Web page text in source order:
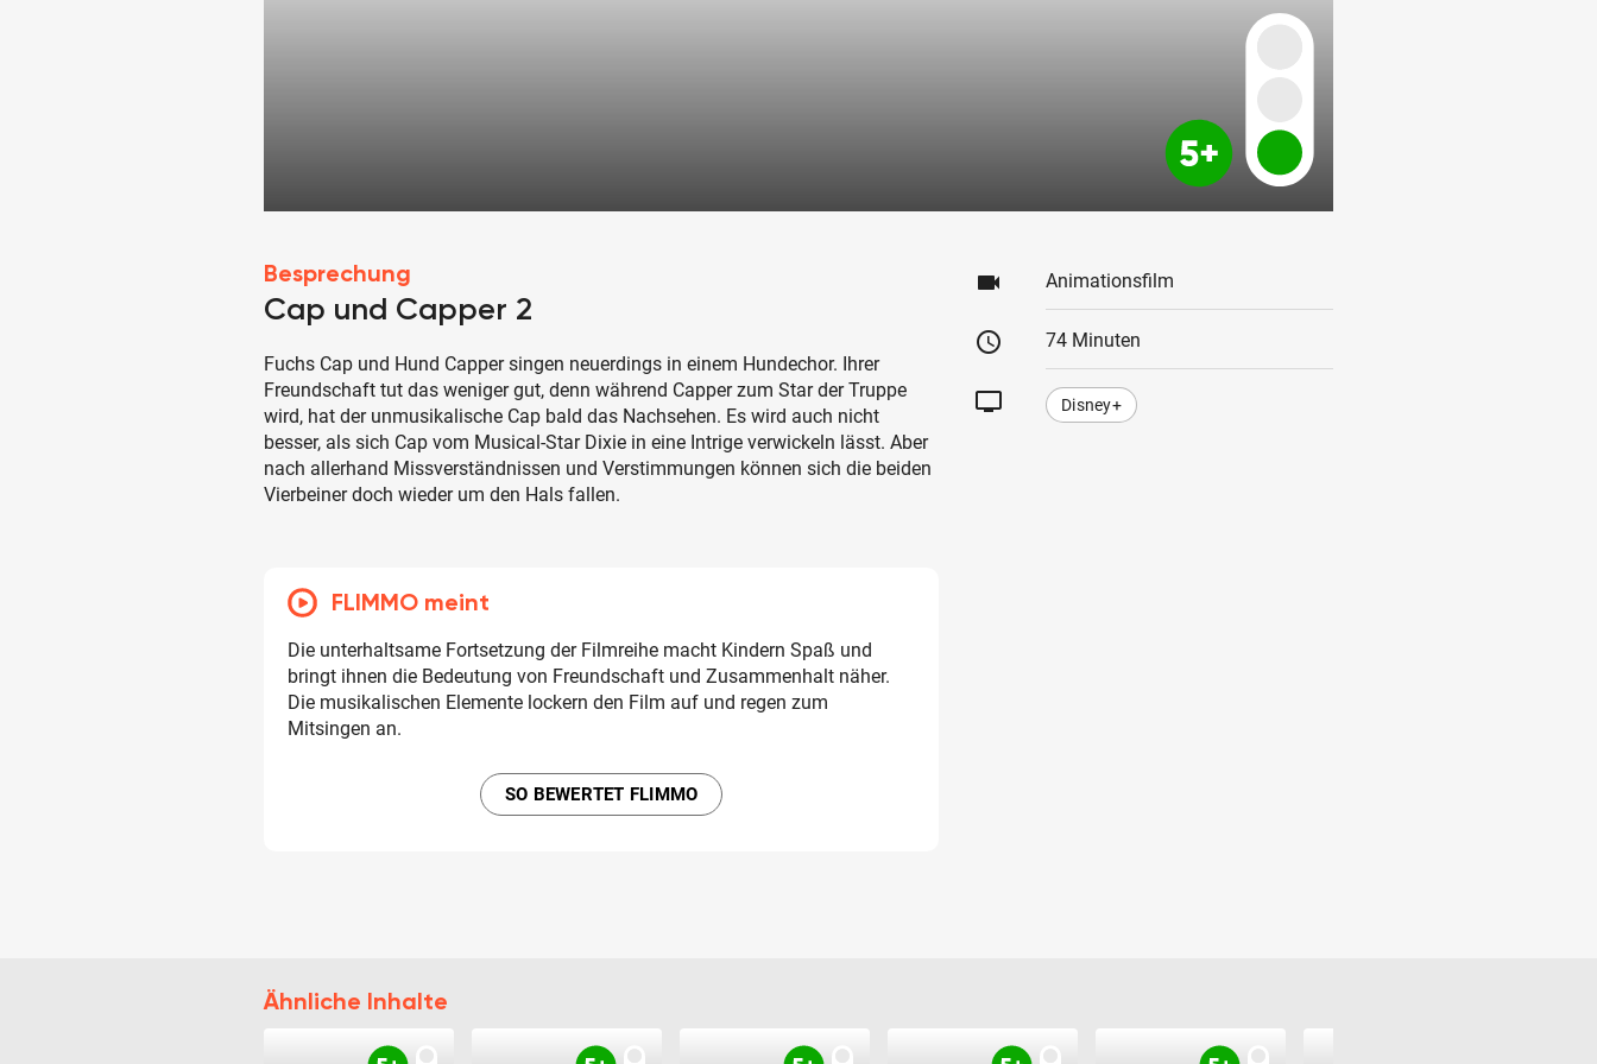
Besprechung
Cap und Capper 2
Fuchs Cap und Hund Capper singen neuerdings in einem Hundechor. Ihrer
Freundschaft tut das weniger gut, denn während Capper zum Star der Truppe
wird, hat der unmusikalische Cap bald das Nachsehen. Es wird auch nicht
besser, als sich Cap vom Musical-Star Dixie in eine Intrige verwickeln lässt. Aber
nach allerhand Missverständnissen und Verstimmungen können sich die beiden
Vierbeiner doch wieder um den Hals fallen.
FLIMMO meint
Die unterhaltsame Fortsetzung der Filmreihe macht Kindern Spaß und
bringt ihnen die Bedeutung von Freundschaft und Zusammenhalt näher.
Die musikalischen Elemente lockern den Film auf und regen zum
Mitsingen an.
SO BEWERTET FLIMMO
videocam Animationsfilm
schedule 74 Minuten
tv Disney+
Ähnliche Inhalte